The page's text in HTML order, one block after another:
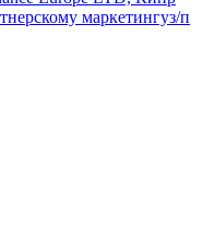
маркетингуз/п